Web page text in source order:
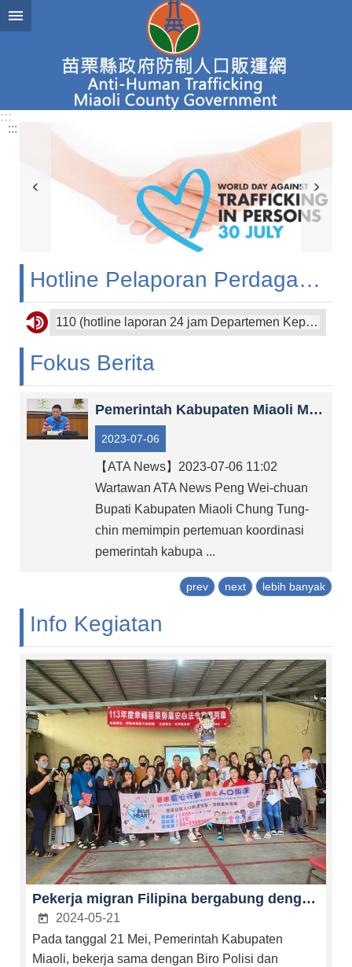
Lompat ke area isi utama
Fokus
Perdagangan
Manusia
Zona
Pencegahan
Penyuluhan
Zona
Perlindungan
Penempatan
Zona
Video
Hukum
English
Tiếng
Việt
ภาษา
ไทย
Panduan
situs
Kebijakan
pribadi
Kebijakan
keamanan
Pengumuman
Informasi
Terbuka
Situs
Pemerintah
:::
:::
Hotline Pelaporan Perdagangan Manusia
110 (hotline laporan 24 jam Departemen Kepolisian)
Fokus Berita
Pemerintah Kabupaten Miaoli Mengambil Tiga Langkah untuk Memperkuat Upaya Anti-Perdagangan Manusia
2023-07-06
【ATA News】2023-07-06 11:02
Wartawan ATA News Peng Wei-chuan
Bupati Kabupaten Miaoli Chung Tung-
chin memimpin pertemuan koordinasi
pemerintah kabupa ...
prev next lebih banyak
Info Kegiatan
Pekerja migran Filipina bergabung dengan Kampanye Blue Heart Perserikatan Bangsa-Bangsa untuk secara kolektif memerangi perdagangan manusia.
2024-05-21
Pada tanggal 21 Mei, Pemerintah Kabupaten
Miaoli, bekerja sama dengan Biro Polisi dan